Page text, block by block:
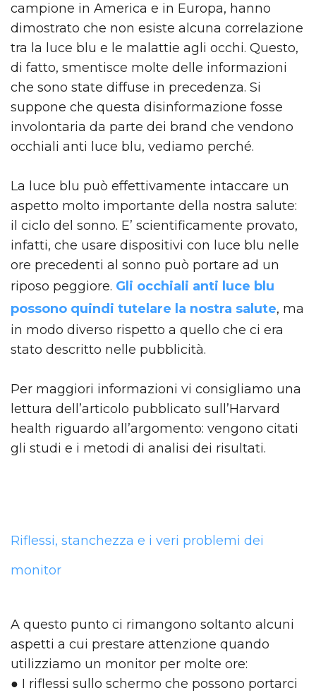
campione in America e in Europa, hanno
dimostrato che non esiste alcuna correlazione
tra la luce blu e le malattie agli occhi. Questo,
di fatto, smentisce molte delle informazioni
che sono state diffuse in precedenza. Si
suppone che questa disinformazione fosse
involontaria da parte dei brand che vendono
occhiali anti luce blu, vediamo perché.
La luce blu può effettivamente intaccare un
aspetto molto importante della nostra salute:
il ciclo del sonno. E’ scientificamente provato,
infatti, che usare dispositivi con luce blu nelle
ore precedenti al sonno può portare ad un
riposo peggiore. Gli occhiali anti luce blu
possono quindi tutelare la nostra salute, ma
in modo diverso rispetto a quello che ci era
stato descritto nelle pubblicità.
Per maggiori informazioni vi consigliamo una
lettura dell’articolo pubblicato sull’Harvard
health riguardo all’argomento: vengono citati
gli studi e i metodi di analisi dei risultati.
Riflessi, stanchezza e i veri problemi dei
monitor
A questo punto ci rimangono soltanto alcuni
aspetti a cui prestare attenzione quando
utilizziamo un monitor per molte ore:
● I riflessi sullo schermo che possono portarci